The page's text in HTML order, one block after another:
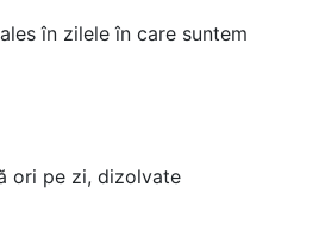
în zilele în care suntem
ori pe zi, dizolvate